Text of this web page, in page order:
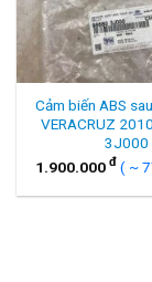
Cảm biến ABS
VERACRUZ
3J000
1.900.000 đ ( ~